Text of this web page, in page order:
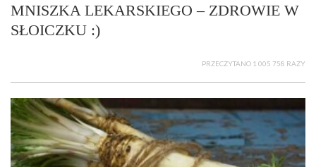
MNISZKA LEKARSKIEGO – ZDROWIE W
SŁOICZKU :)
PRZECZYTANO 1 005 758 RAZY